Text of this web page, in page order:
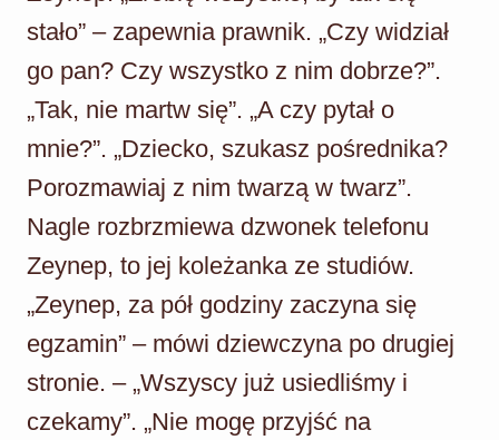
stało” – zapewnia prawnik. „Czy widział
go pan? Czy wszystko z nim dobrze?”.
„Tak, nie martw się”. „A czy pytał o
mnie?”. „Dziecko, szukasz pośrednika?
Porozmawiaj z nim twarzą w twarz”.
Nagle rozbrzmiewa dzwonek telefonu
Zeynep, to jej koleżanka ze studiów.
„Zeynep, za pół godziny zaczyna się
egzamin” – mówi dziewczyna po drugiej
stronie. – „Wszyscy już usiedliśmy i
czekamy”. „Nie mogę przyjść na